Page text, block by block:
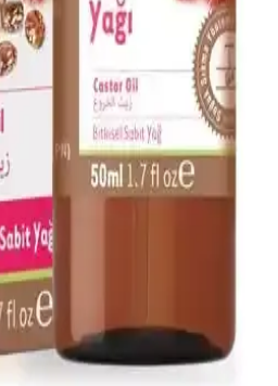
Cazibenizi Artıran
arzuyu ve çekiciliği artırmak için
içerir. Doğru seçim ve kullanım ile
Ürünleri: Güvenle
Seçenekler
hassas ciltler için güvenli,
geçmiş seçenekler sunar.
koruyabilirsiniz.
Doğal Cilt ve Saç
Bitkisel Yağ
soğuk sıkım bitkisel içerik ile cilt